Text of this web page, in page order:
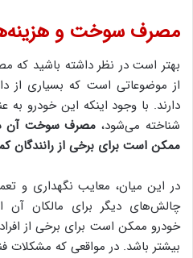
مصرف سوخت و
از موضوعاتی است که بسیاری از
دارند. با وجود اینکه این خودرو به
شناخته می‌شود، مصرف سوخت آن در
ممکن است برای برخی از رانندگان
چالش‌های دیگر برای مالکان آن
خودرو ممکن است برای برخی از
بیشتر باشد. در مواقعی که مشکلات